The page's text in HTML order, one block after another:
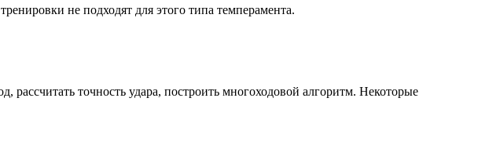
не подходят для этого типа темперамента.
точность удара, построить многоходовой алгоритм. Некоторые